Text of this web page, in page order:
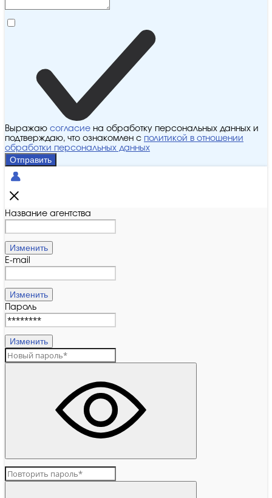
Выражаю согласие на обработку персональных данных и
подтверждаю, что ознакомлен с политикой в отношении
обработки персональных данных
Отправить
Название агентства
Изменить
E-mail
Изменить
Пароль
Изменить